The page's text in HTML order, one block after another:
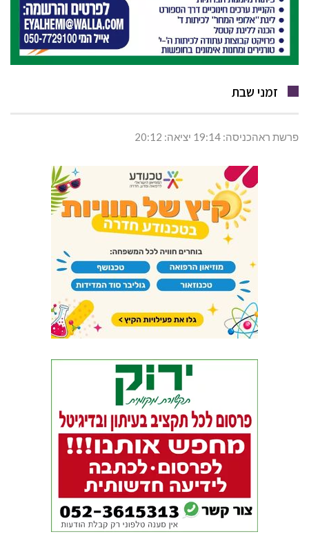
זמני שבת
פרשת ראהכניסה: 19:14 יציאה: 20:12